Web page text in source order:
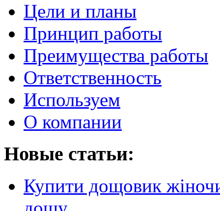
Цели и планы
Принцип работы
Преимущества работы
Ответственность
Используем
О компании
Новые статьи:
Купити дощовик